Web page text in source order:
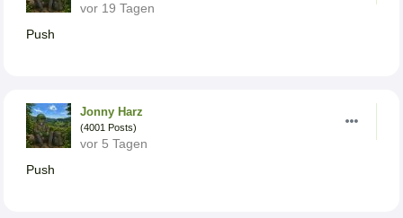
vor 19 Tagen
Push
Jonny Harz
(4001 Posts)
vor 5 Tagen
Push